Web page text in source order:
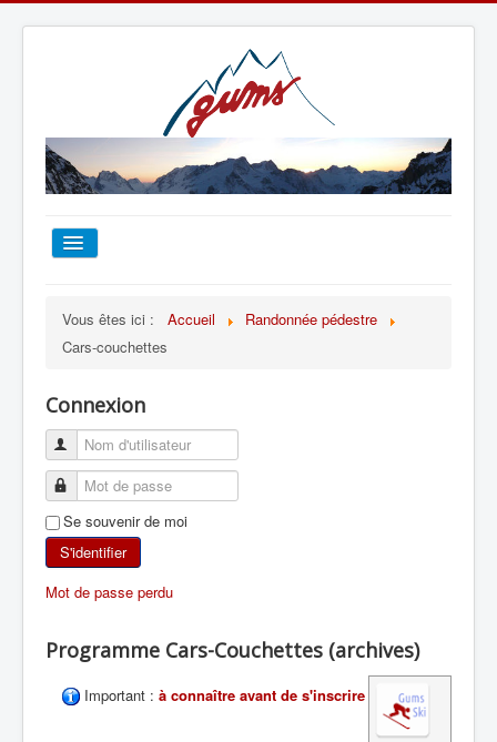
TOUT SUR LE GUMS
ESCALADE
ALPINISME
SKI DE RANDONNÉE
Vous êtes ici : Accueil
Randonnée pédestre
Cars-couchettes
Connexion
Se souvenir de moi
S'identifier
Mot de passe perdu
Programme Cars-Couchettes (archives)
Important : à connaître avant de s'inscrire